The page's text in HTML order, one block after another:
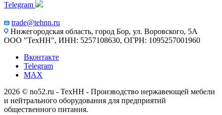
Telegram
trade@tehnn.ru
Нижегородская область, город Бор, ул. Воровского, 5А
ООО "ТехНН", ИНН: 5257108630, ОГРН: 1095257001960
Вконтакте
Telegram
MAX
2026 © no52.ru - ТехНН - Производство нержавеющей мебели
и нейтрального оборудования для предприятий
общественного питания.